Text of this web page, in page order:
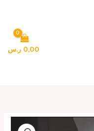
0,00 ر.س